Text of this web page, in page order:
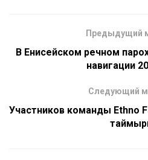
Предыдущий
В Енисейском речном
навигации
Следующий
Участников команды Ethno